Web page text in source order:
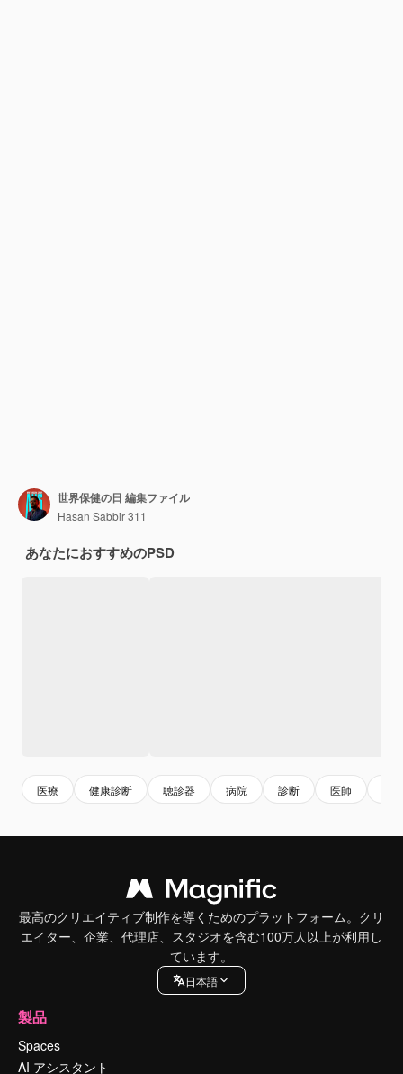
世界保健の日 編集ファイル
Hasan Sabbir 311
あなたにおすすめのPSD
医療 健康診断 聴診器 病院 診断 医師
最高のクリエイティブ制作を導くためのプラットフォーム。クリ
エイター、企業、代理店、スタジオを含む100万人以上が利用し
ています。
日本語
製品
Spaces
AI アシスタント